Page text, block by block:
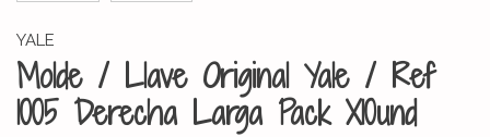
YALE
Molde / Llave Original Yale / Ref
1005 Derecha Larga Pack X10und